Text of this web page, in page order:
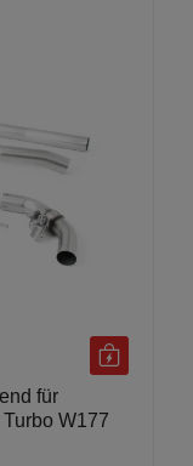
für
W177